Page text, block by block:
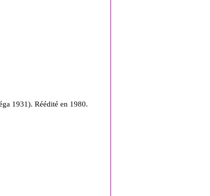
1931). Réédité en 1980.